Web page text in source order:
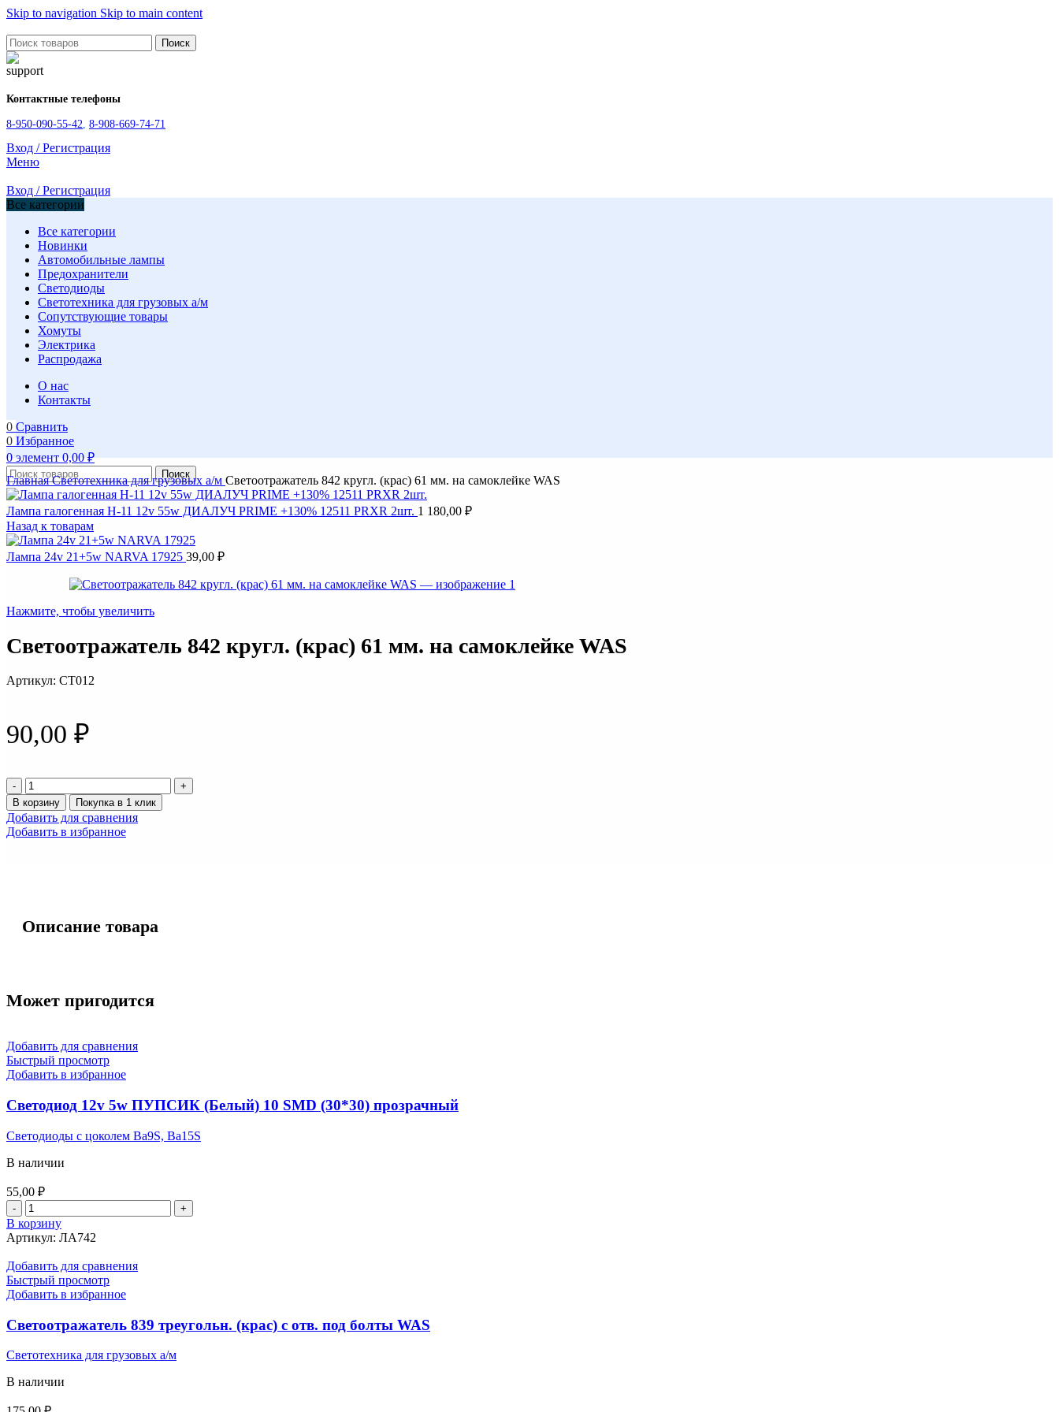
Skip to navigation Skip to main content
Поиск
Контактные телефоны
8-950-090-55-42, 8-908-669-74-71
Вход / Регистрация
Меню
Вход / Регистрация
Все категории
Все категории
Новинки
Автомобильные лампы
Предохранители
Светодиоды
Светотехника для грузовых а/м
Сопутствующие товары
Хомуты
Электрика
Распродажа
О нас
Контакты
0 Сравнить
0 Избранное
0элемент 0,00₽
Поиск
ГлавнаяСветотехника для грузовых а/м Светоотражатель 842 кругл. (крас) 61 мм. на самоклейке WAS
Лампа галогенная Н-11 12v 55w ДИАЛУЧ PRIME +130% 12511 PRXR 2шт. 1 180,00 ₽
Назад к товарам
Лампа 24v 21+5w NARVA 17925 39,00 ₽
Нажмите, чтобы увеличить
Светоотражатель 842 кругл. (крас) 61 мм. на самоклейке WAS
Артикул: СТ012
90,00 ₽
Количество
товара
Светоотражатель
842
кругл.
WAS
В корзину Покупка в 1 клик
Добавить для сравнения
Добавить в избранное
Описание товара
Может пригодится
Добавить для сравнения
Быстрый просмотр
Добавить в избранное
Светодиод 12v 5w ПУПСИК (Белый) 10 SMD (30*30) прозрачный
Светодиоды с цоколем Ba9S, Ba15S
В наличии
55,00 ₽
Количество
товара
Светодиод
12v
5w
ПУПСИК
(Белый)
(30*30)
В корзину
Артикул: ЛА742
Добавить для сравнения
Быстрый просмотр
Добавить в избранное
Светоотражатель 839 треугольн. (крас) с отв. под болты WAS
Светотехника для грузовых а/м
В наличии